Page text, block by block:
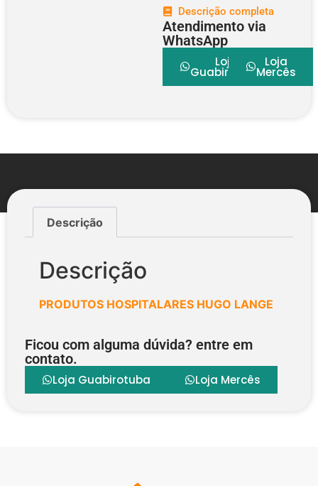
Descrição completa
Atendimento via
WhatsApp
Loja
Guabirotuba
Loja
Mercês
Descrição
Descrição
PRODUTOS HOSPITALARES HUGO LANGE
Ficou com alguma dúvida? entre em
contato.
Loja Guabirotuba Loja Mercês